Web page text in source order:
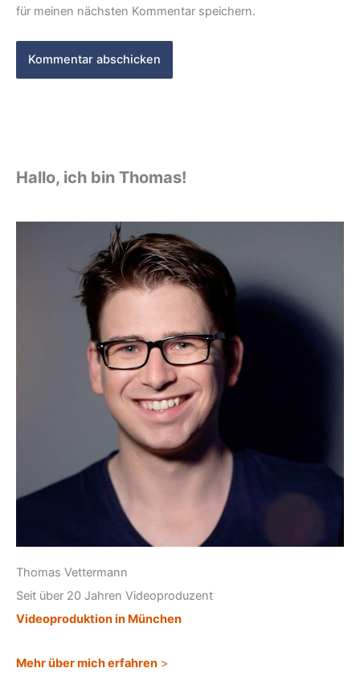
für meinen nächsten Kommentar speichern.
Hallo, ich bin Thomas!
Thomas Vettermann
Seit über 20 Jahren Videoproduzent
Videoproduktion in München
Mehr über mich erfahren >